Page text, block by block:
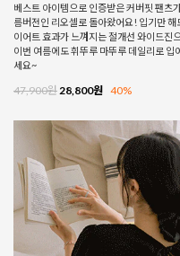
베스트 아이템으로 인증받은 커버핏 팬츠
름버전인 리오셀로 돌아왔어요! 입기만 해
이어트 효과가 느껴지는 절개선 와이드진
이번 여름에도 휘뚜루 마뚜루 데일리로 입
세요~
47,900원 28,800원 40%